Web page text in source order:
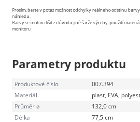
Prosím, berte v potaz možnost odchylky reálného odstínu
náhledu.
Barvy se mohou lišit z důvodu jiné šarže výroby, použití
monitoru
Parametry produktu
Produktové číslo
007.394
Materiál
plast, EVA,
Průměr ø
132,0 cm
Délka
77,5 cm